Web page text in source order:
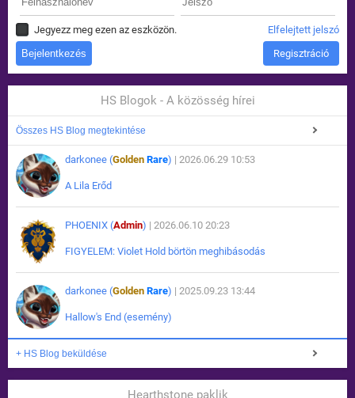
Jegyezz meg ezen az eszközön. Elfelejtett jelszó
Regisztráció
HS Blogok - A közösség hírei
Összes HS Blog megtekintése
darkonee (Golden Rare) | 2026.06.29 10:53
A Lila Erőd
PHOENIX (Admin) | 2026.06.10 20:23
FIGYELEM: Violet Hold börtön meghibásodás
darkonee (Golden Rare) | 2025.09.23 13:44
Hallow's End (esemény)
+ HS Blog beküldése
Hearthstone paklik